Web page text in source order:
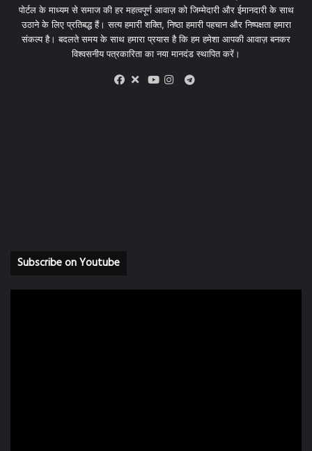
पोर्टल के माध्यम से समाज की हर महत्वपूर्ण आवाज़ को जिम्मेदारी और ईमानदारी के साथ
उठाने के लिए प्रतिबद्ध हैं। सत्य हमारी शक्ति, निष्ठा हमारी पहचान और निष्पक्षता हमारा
संकल्प है। बदलते समय के साथ हमारा प्रयास है कि हम हमेशा आपकी आवाज़ बनकर
विश्वसनीय पत्रकारिता का नया मानदंड स्थापित करें।
X
Telegram
Subscribe on Youtube